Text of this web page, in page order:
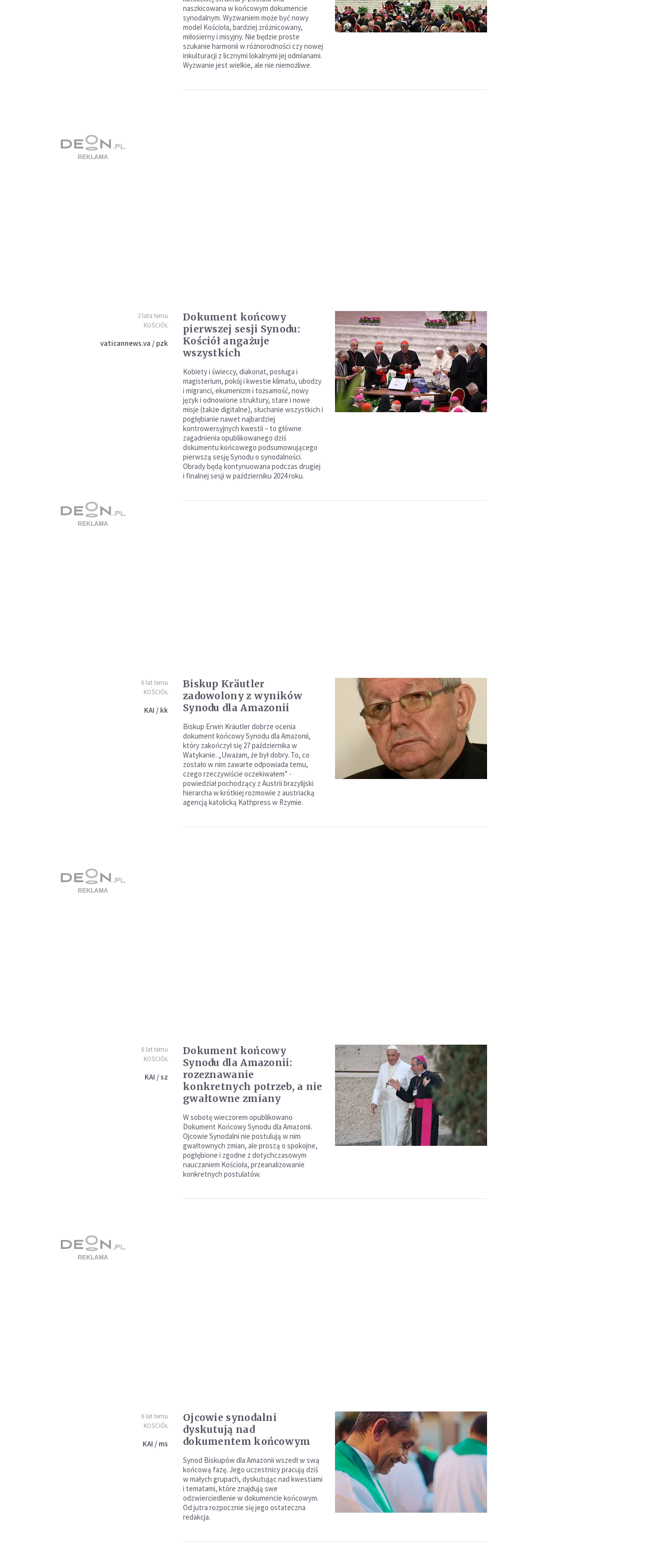
naszkicowana w końcowym dokumencie
synodalnym. Wyzwaniem może być nowy
model Kościoła, bardziej zróżnicowany,
miłosierny i misyjny. Nie będzie proste
szukanie harmonii w różnorodności czy nowej
inkulturacji z licznymi lokalnymi jej odmianami.
Wyzwanie jest wielkie, ale nie niemożliwe.
2 lata temu
KOŚCIÓŁ
vaticannews.va / pzk
Dokument końcowy
pierwszej sesji Synodu:
Kościół angażuje
wszystkich
Kobiety i świeccy, diakonat, posługa i
magisterium, pokój i kwestie klimatu, ubodzy
i migranci, ekumenizm i tożsamość, nowy
język i odnowione struktury, stare i nowe
misje (także digitalne), słuchanie wszystkich i
pogłębianie nawet najbardziej
kontrowersyjnych kwestii – to główne
zagadnienia opublikowanego dziś
dokumentu końcowego podsumowującego
pierwszą sesję Synodu o synodalności.
Obrady będą kontynuowana podczas drugiej
i finalnej sesji w październiku 2024 roku.
6 lat temu
KOŚCIÓŁ
KAI / kk
Biskup Kräutler
zadowolony z wyników
Synodu dla Amazonii
Biskup Erwin Kräutler dobrze ocenia
dokument końcowy Synodu dla Amazonii,
który zakończył się 27 października w
Watykanie. „Uważam, że był dobry. To, co
zostało w nim zawarte odpowiada temu,
czego rzeczywiście oczekiwałem” -
powiedział pochodzący z Austrii brazylijski
hierarcha w krótkiej rozmowie z austriacką
agencją katolicką Kathpress w Rzymie.
6 lat temu
KOŚCIÓŁ
KAI / sz
Dokument końcowy
Synodu dla Amazonii:
rozeznawanie
konkretnych potrzeb, a nie
gwałtowne zmiany
W sobotę wieczorem opublikowano
Dokument Końcowy Synodu dla Amazonii.
Ojcowie Synodalni nie postulują w nim
gwałtownych zmian, ale proszą o spokojne,
pogłębione i zgodne z dotychczasowym
nauczaniem Kościoła, przeanalizowanie
konkretnych postulatów.
6 lat temu
KOŚCIÓŁ
KAI / ms
Ojcowie synodalni
dyskutują nad
dokumentem końcowym
Synod Biskupów dla Amazonii wszedł w swą
końcową fazę. Jego uczestnicy pracują dziś
w małych grupach, dyskutując nad kwestiami
i tematami, które znajdują swe
odzwierciedlenie w dokumencie końcowym.
Od jutra rozpocznie się jego ostateczna
redakcja.